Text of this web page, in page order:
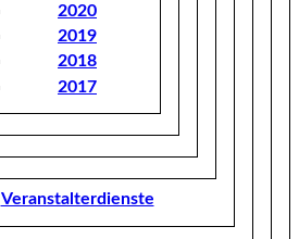
2020
2019
2018
2017
Veranstalterdienste